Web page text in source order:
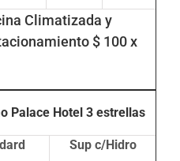
Climatizada y
$ 100 x
Palace Hotel 3 estrellas
Sup c/Hidro